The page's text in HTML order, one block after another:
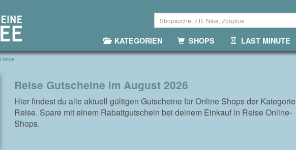
KATEGORIEN SHOPS LAST MINUTE
Reise
Reise Gutscheine im August 2026
Hier findest du alle aktuell gültigen Gutscheine für Online Shops der Kategorie
Reise. Spare mit einem Rabattgutschein bei deinem Einkauf in Reise Online-
Shops.